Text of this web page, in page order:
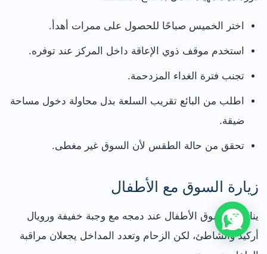
اختر الخميس صباحًا للحصول على ممرات أهدأ.
استخدم موقف ذوي الإعاقة داخل المركز عند توفره.
تجنب فترة الغداء المزدحمة.
اطلب من البائع تقريب السلعة بدل محاولة دخول مساحة
ضيقة.
تحقق من حالة الطقس لأن السوق غير مغطى.
زيارة السوق مع الأطفال
يناسب السوق الأطفال عند دمجه مع وجبة خفيفة ورويال
أركيد والشاطئ، لكن الزحام وتعدد المداخل يجعلان مراقبة